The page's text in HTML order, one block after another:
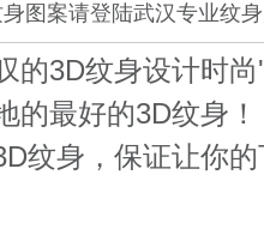
图案请登陆武汉专业纹
的3D纹身设计时
的最好的3D纹身！
纹身，保证让你